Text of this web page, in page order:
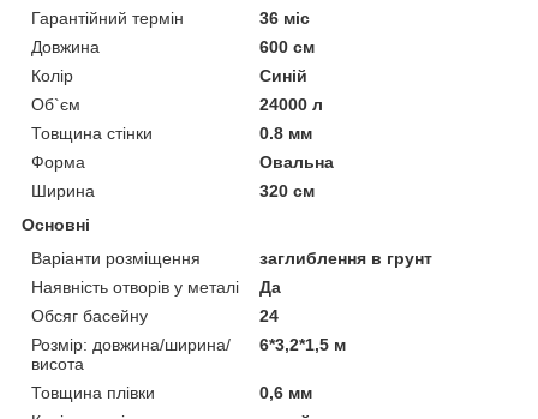
Гарантійний термін
36 міс
Довжина
600 см
Колір
Синій
Об`єм
24000 л
Товщина стінки
0.8 мм
Форма
Овальна
Ширина
320 см
Основні
Варіанти розміщення
заглиблення в грунт
Наявність отворів у металі
Да
Обсяг басейну
24
Розмір: довжина/ширина/
висота
6*3,2*1,5 м
Товщина плівки
0,6 мм